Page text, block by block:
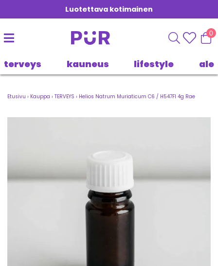
Luotettava kotimainen
0
terveys kauneus lifestyle ale
Etusivu › Kauppa › TERVEYS › Helios Natrum Muriaticum C6 / H547FI 4g Rae